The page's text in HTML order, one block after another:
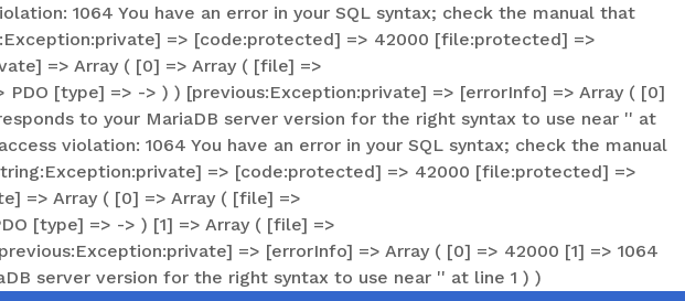
1064 You have an error in your SQL syntax; check the manual that
=> [code:protected] => 42000 [file:protected] =>
=> Array ( [0] => Array ( [file] =>
[type] => -> ) ) [previous:Exception:private] => [errorInfo] => Array ( [0]
to your MariaDB server version for the right syntax to use near '' at
violation: 1064 You have an error in your SQL syntax; check the manual
=> [code:protected] => 42000 [file:protected] =>
=> Array ( [0] => Array ( [file] =>
[type] => -> ) [1] => Array ( [file] =>
=> [errorInfo] => Array ( [0] => 42000 [1] => 1064
server version for the right syntax to use near '' at line 1 ) )